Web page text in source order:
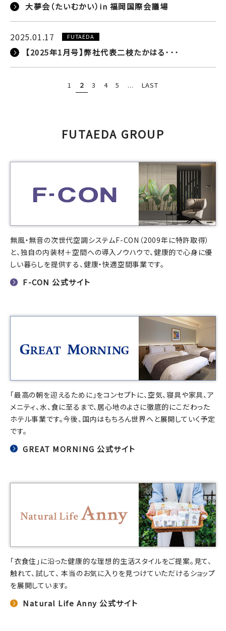
大夢会（たいむかい）in 福岡国際会議場
2025.01.17 FUTAEDA
【2025年1月号】弊社代表二枝たかはる･･･
1 2 3 4 5 ... LAST
FUTAEDA GROUP
無風・無音の次世代空調システムF-CON（2009年に特許取得）
と、独自の内装材＋空間への導入ノウハウで、健康的で心身に優
しい暮らしを提供する、健康・快適空間事業です。
F-CON 公式サイト
「最高の朝を迎えるために」をコンセプトに、空気、寝具や家具、ア
メニティ、水、食に至るまで、居心地のよさに徹底的にこだわった
ホテル事業です。今後、国内はもちろん世界へと展開していく予定
です。
GREAT MORNING 公式サイト
「衣食住」に沿った健康的な理想的生活スタイルをご提案。見て、
触れて、試して、 本当のお気に入りを見つけていただけるショップ
を展開しています。
Natural Life Anny 公式サイト